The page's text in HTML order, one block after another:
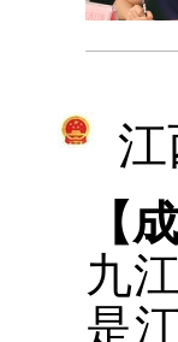
江
【
九
是